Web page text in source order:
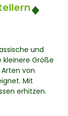
und
kleinere Größe
von
Mit
erhitzen.